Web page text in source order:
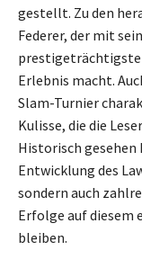
gestellt. Zu den
Federer, der mit
prestigeträchtigste
Erlebnis macht.
Slam-Turnier
Kulisse, die die
Historisch
Entwicklung des
sondern auch
Erfolge auf diesem
bleiben.